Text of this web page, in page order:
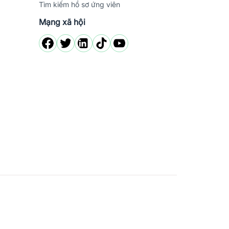
Tìm kiếm hồ sơ ứng viên
Mạng xã hội